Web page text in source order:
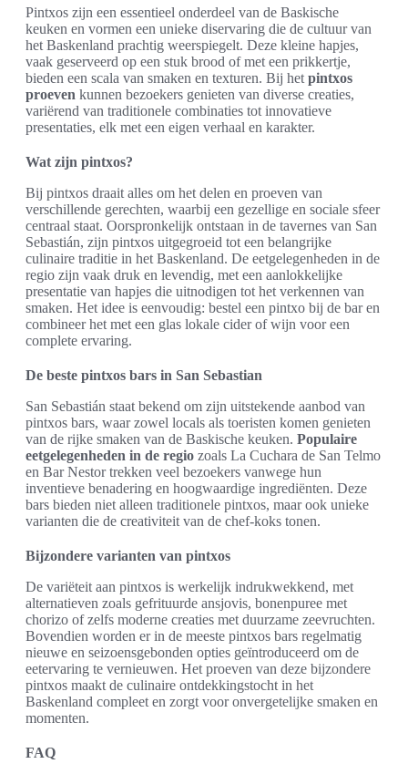
Pintxos zijn een essentieel onderdeel van de Baskische
keuken en vormen een unieke diservaring die de cultuur van
het Baskenland prachtig weerspiegelt. Deze kleine hapjes,
vaak geserveerd op een stuk brood of met een prikkertje,
bieden een scala van smaken en texturen. Bij het pintxos
proeven kunnen bezoekers genieten van diverse creaties,
variërend van traditionele combinaties tot innovatieve
presentaties, elk met een eigen verhaal en karakter.
Wat zijn pintxos?
Bij pintxos draait alles om het delen en proeven van
verschillende gerechten, waarbij een gezellige en sociale sfeer
centraal staat. Oorspronkelijk ontstaan in de tavernes van San
Sebastián, zijn pintxos uitgegroeid tot een belangrijke
culinaire traditie in het Baskenland. De eetgelegenheden in de
regio zijn vaak druk en levendig, met een aanlokkelijke
presentatie van hapjes die uitnodigen tot het verkennen van
smaken. Het idee is eenvoudig: bestel een pintxo bij de bar en
combineer het met een glas lokale cider of wijn voor een
complete ervaring.
De beste pintxos bars in San Sebastian
San Sebastián staat bekend om zijn uitstekende aanbod van
pintxos bars, waar zowel locals als toeristen komen genieten
van de rijke smaken van de Baskische keuken. Populaire
eetgelegenheden in de regio zoals La Cuchara de San Telmo
en Bar Nestor trekken veel bezoekers vanwege hun
inventieve benadering en hoogwaardige ingrediënten. Deze
bars bieden niet alleen traditionele pintxos, maar ook unieke
varianten die de creativiteit van de chef-koks tonen.
Bijzondere varianten van pintxos
De variëteit aan pintxos is werkelijk indrukwekkend, met
alternatieven zoals gefrituurde ansjovis, bonenpuree met
chorizo of zelfs moderne creaties met duurzame zeevruchten.
Bovendien worden er in de meeste pintxos bars regelmatig
nieuwe en seizoensgebonden opties geïntroduceerd om de
eetervaring te vernieuwen. Het proeven van deze bijzondere
pintxos maakt de culinaire ontdekkingstocht in het
Baskenland compleet en zorgt voor onvergetelijke smaken en
momenten.
FAQ